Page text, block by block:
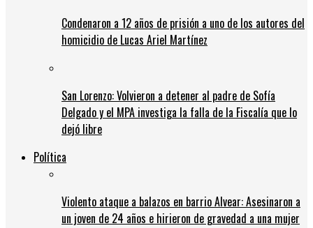
Condenaron a 12 años de prisión a uno de los autores del
homicidio de Lucas Ariel Martínez
San Lorenzo: Volvieron a detener al padre de Sofía
Delgado y el MPA investiga la falla de la Fiscalía que lo
dejó libre
Política
Violento ataque a balazos en barrio Alvear: Asesinaron a
un joven de 24 años e hirieron de gravedad a una mujer